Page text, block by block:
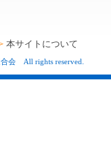
本サイトについて
会 All rights reserved.